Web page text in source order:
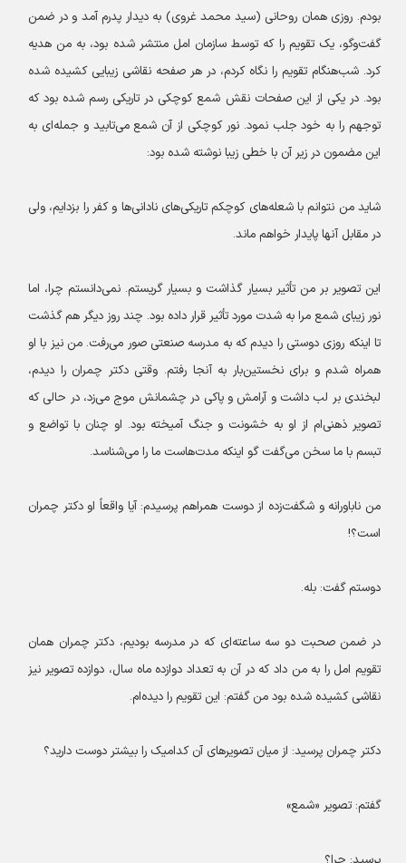
بودم. روزی همان روحانی (سید محمد غروی) به دیدار پدرم آمد و در ضمن
گفت‌وگو، یک تقویم را که توسط سازمان امل منتشر شده بود، به من هدیه
کرد. شب‌هنگام تقویم را نگاه کردم، در هر صفحه نقاشی زیبایی کشیده شده
بود. در یکی از این صفحات نقش شمع کوچکی در تاریکی رسم شده بود که
توجهم را به خود جلب نمود. نور کوچکی از آن شمع می‌تابید و جمله‌ای به
این مضمون در زیر آن با خطی زیبا نوشته شده بود:
شاید من نتوانم با شعله‌های کوچکم تاریکی‌های نادانی‌ها و کفر را بزدایم، ولی
در مقابل آنها پایدار خواهم ماند.
این تصویر بر من تأثیر بسیار گذاشت و بسیار گریستم. نمی‌دانستم چرا، اما
نور زیبای شمع مرا به شدت مورد تأثیر قرار داده بود. چند روز دیگر هم گذشت
تا اینکه روزی دوستی را دیدم که به مدرسه صنعتی صور می‌رفت. من نیز با او
همراه شدم و برای نخستین‌بار به آنجا رفتم. وقتی دکتر چمران را دیدم،
لبخندی بر لب داشت و آرامش و پاکی در چشمانش موج می‌زد، در حالی که
تصویر ذهنی‌ام از او به خشونت و جنگ آمیخته بود. او چنان با تواضع و
تبسم با ما سخن می‌گفت گو اینکه مدت‌هاست ما را می‌شناسد.
من ناباورانه و شگفت‌زده از دوست همراهم پرسیدم: آیا واقعاً او دکتر چمران
است؟!
دوستم گفت: بله.
در ضمن صحبت دو سه ساعته‌ای که در مدرسه بودیم، دکتر چمران همان
تقویم امل را به من داد که در آن به تعداد دوازده ماه سال، دوازده تصویر نیز
نقاشی کشیده شده بود من گفتم: این تقویم را دیده‌ام.
دکتر چمران پرسید: از میان تصویرهای آن کدامیک را بیشتر دوست دارید؟
گفتم: تصویر «شمع»